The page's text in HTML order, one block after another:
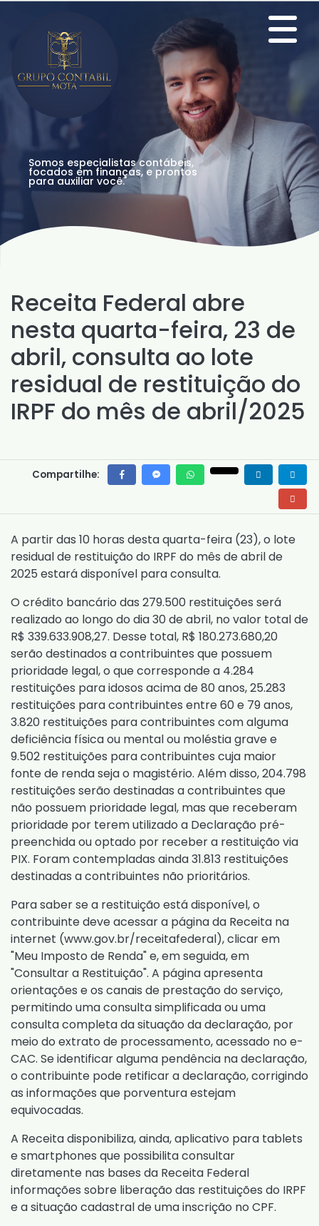
Somos especialistas contábeis,
focados em finanças, e prontos
para auxiliar você.
Receita Federal abre
nesta quarta-feira, 23 de
abril, consulta ao lote
residual de restituição do
IRPF do mês de abril/2025
Compartilhe:
A partir das 10 horas desta quarta-feira (23), o lote
residual de restituição do IRPF do mês de abril de
2025 estará disponível para consulta.
O crédito bancário das 279.500 restituições será
realizado ao longo do dia 30 de abril, no valor total de
R$ 339.633.908,27. Desse total, R$ 180.273.680,20
serão destinados a contribuintes que possuem
prioridade legal, o que corresponde a 4.284
restituições para idosos acima de 80 anos, 25.283
restituições para contribuintes entre 60 e 79 anos,
3.820 restituições para contribuintes com alguma
deficiência física ou mental ou moléstia grave e
9.502 restituições para contribuintes cuja maior
fonte de renda seja o magistério. Além disso, 204.798
restituições serão destinadas a contribuintes que
não possuem prioridade legal, mas que receberam
prioridade por terem utilizado a Declaração pré-
preenchida ou optado por receber a restituição via
PIX. Foram contempladas ainda 31.813 restituições
destinadas a contribuintes não prioritários.
Para saber se a restituição está disponível, o
contribuinte deve acessar a página da Receita na
internet (www.gov.br/receitafederal), clicar em
"Meu Imposto de Renda" e, em seguida, em
"Consultar a Restituição". A página apresenta
orientações e os canais de prestação do serviço,
permitindo uma consulta simplificada ou uma
consulta completa da situação da declaração, por
meio do extrato de processamento, acessado no e-
CAC. Se identificar alguma pendência na declaração,
o contribuinte pode retificar a declaração, corrigindo
as informações que porventura estejam
equivocadas.
A Receita disponibiliza, ainda, aplicativo para tablets
e smartphones que possibilita consultar
diretamente nas bases da Receita Federal
informações sobre liberação das restituições do IRPF
e a situação cadastral de uma inscrição no CPF.